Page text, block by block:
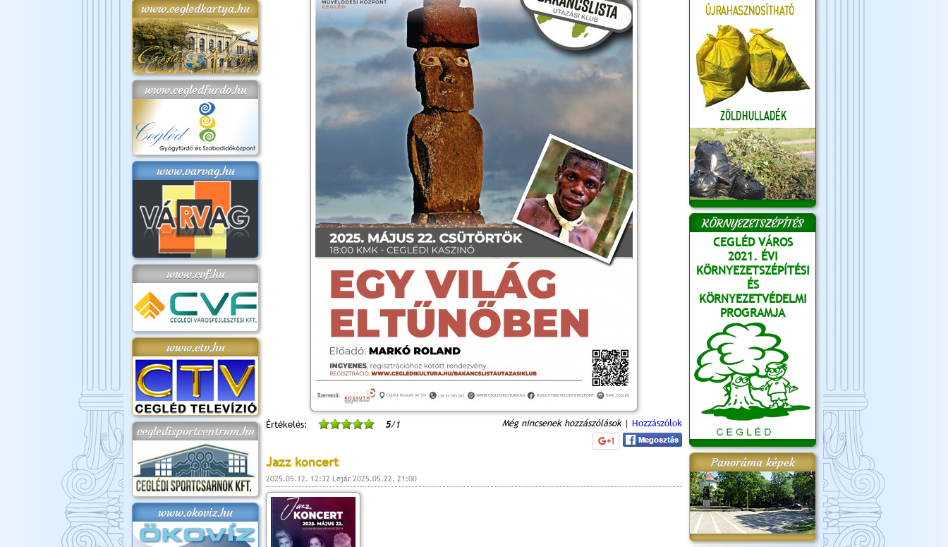
www.cegledkartya.hu
www.cegledfurdo.hu
www.varvag.hu
www.cvf.hu
www.ctv.hu
cegledisportcentrum.hu
www.okoviz.hu
Értékelés: 5/1 Még nincsenek hozzászólások| Hozzászólok
Jazz koncert
2025.05.12. 12:32 Lejár 2025.05.22. 21:00
KÖRNYEZETSZÉPÍTÉS
CEGLÉD VÁROS
2021. ÉVI
KÖRNYEZETSZÉPÍTÉSI
ÉS
KÖRNYEZETVÉDELMI
PROGRAMJA
Panoráma képek